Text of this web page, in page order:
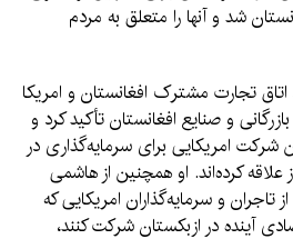
شد و آنها را متعلق به مردم
اتاق تجارت مشترک افغانستان و امریکا
و صنایع افغانستان تأکید کرد و
امریکایی برای سرمایه‌گذاری در
کرده‌اند. او همچنین از هاشمی
تاجران و سرمایه‌گذاران امریکایی که
آینده در ازبکستان شرکت کنند،